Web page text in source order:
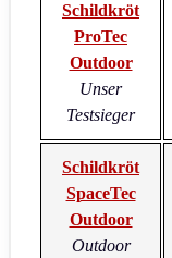
Schildkröt
ProTec
Outdoor
Unser
Testsieger
Schildkröt
SpaceTec
Outdoor
Outdoor